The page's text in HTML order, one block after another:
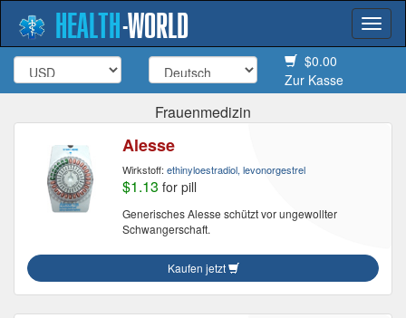
HEALTH-WORLD
$0.00
Zur Kasse
Frauenmedizin
Alesse
Wirkstoff: ethinyloestradiol, levonorgestrel
$1.13 for pill
Generisches Alesse schützt vor ungewollter
Schwangerschaft.
Kaufen jetzt